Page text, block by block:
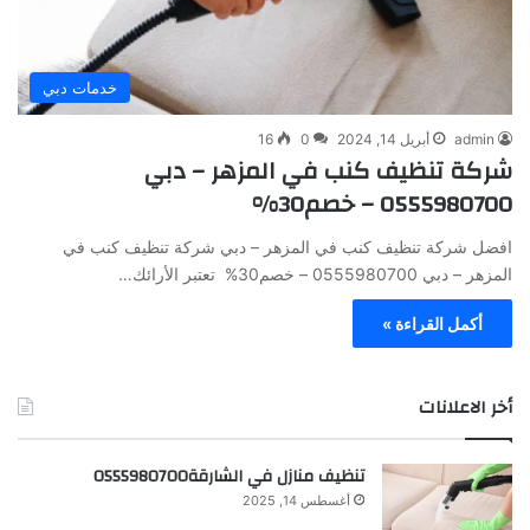
خدمات دبي
admin أبريل 14, 2024 0
16
شركة تنظيف كنب في المزهر – دبي
0555980700 – خصم30%
افضل شركة تنظيف كنب في المزهر – دبي شركة تنظيف كنب في
المزهر – دبي 0555980700 – خصم30% تعتبر الأرائك…
أكمل القراءة »
أخر الاعلانات
تنظيف منازل في الشارقة0555980700
أغسطس 14, 2025